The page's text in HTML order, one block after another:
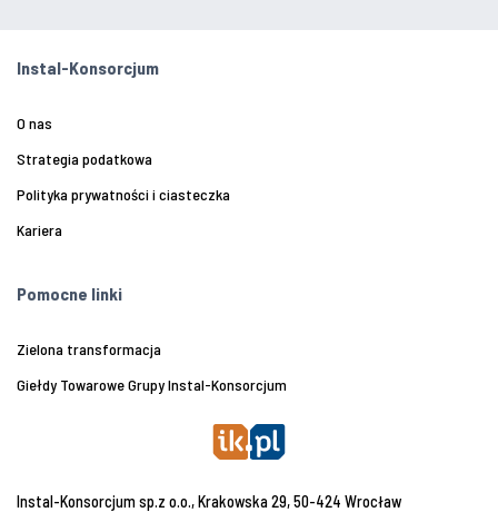
Instal-Konsorcjum
O nas
Strategia podatkowa
Polityka prywatności i ciasteczka
Kariera
Pomocne linki
Zielona transformacja
Giełdy Towarowe Grupy Instal-Konsorcjum
Instal-Konsorcjum sp.z o.o., Krakowska 29, 50-424 Wrocław